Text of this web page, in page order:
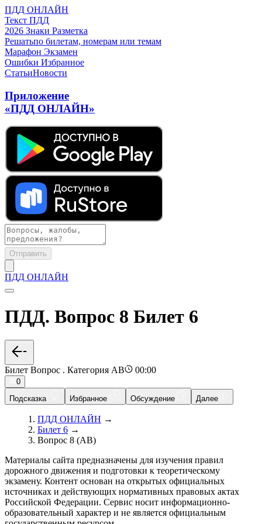
ПДД ОНЛАЙН
Текст ПДД
2026 Знаки Разметка
Решатьпо билетам, номерам или темам
Марафон Экзамен
Ошибки Избранное
СтатьиНовости
Приложение
«ПДД ОНЛАЙН»
Отправить
ПДД ОНЛАЙН
ПДД. Вопрос 8 Билет 6
Билет Вопрос . Категория AB 00:00
0
Подсказка
Избранное Обсуждение Далее
ПДД ОНЛАЙН →
Билет 6 →
Вопрос 8 (AB)
Материалы сайта предназначены для изучения правил
дорожного движения и подготовки к теоретическому
экзамену. Контент основан на открытых официальных
источниках и действующих нормативных правовых актах
Российской Федерации. Сервис носит информационно-
образовательный характер и не является официальным